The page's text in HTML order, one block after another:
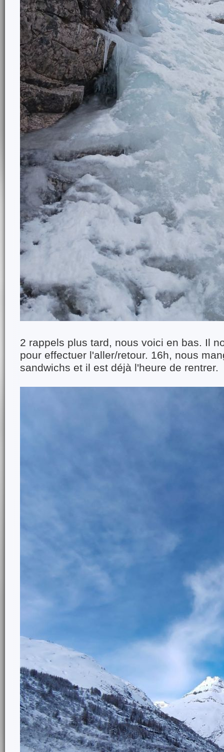
2 rappels plus tard, nous voici en bas. Il
pour effectuer l'aller/retour. 16h, nous
sandwichs et il est déjà l'heure de rentrer.